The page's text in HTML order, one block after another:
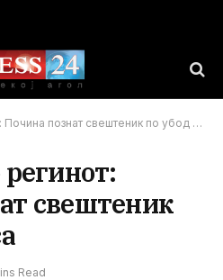
познат свештеник по убод од оса
регинот:
свештеник
Read